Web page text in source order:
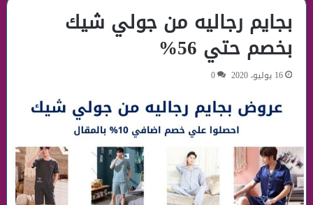
بجايم رجاليه من جولي شيك
بخصم حتي 56%
16 يوليو، 2020 0